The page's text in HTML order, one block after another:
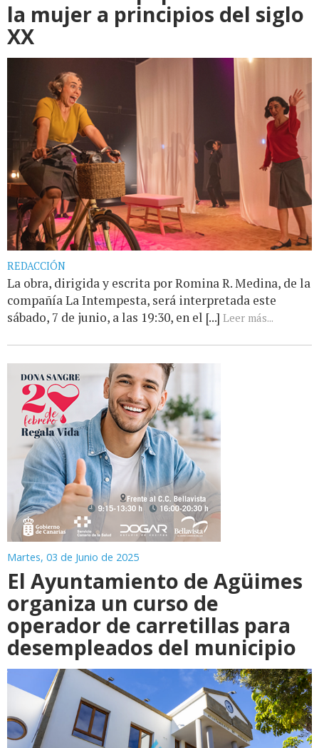
la mujer a principios del siglo
XX
REDACCIÓN
La obra, dirigida y escrita por Romina R. Medina, de la
compañía La Intempesta, será interpretada este
sábado, 7 de junio, a las 19:30, en el [...] Leer más...
Martes, 03 de Junio de 2025
El Ayuntamiento de Agüimes
organiza un curso de
operador de carretillas para
desempleados del municipio